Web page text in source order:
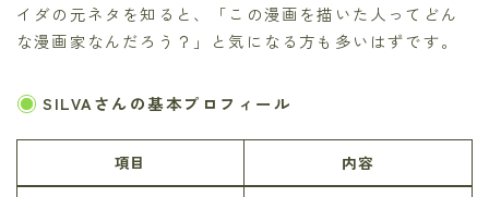
イダの元ネタを知ると、「この漫画を描いた人ってどん
な漫画家なんだろう？」と気になる方も多いはずです。
SILVAさんの基本プロフィール
項目 内容